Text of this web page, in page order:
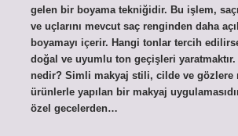
gelen bir boyama tekniğidir. Bu işlem,
ve uçlarını mevcut saç renginden daha
boyamayı içerir. Hangi tonlar tercih
doğal ve uyumlu ton geçişleri yaratmaktır.
nedir? Simli makyaj stili, cilde ve gözlere
ürünlerle yapılan bir makyaj
özel gecelerden…